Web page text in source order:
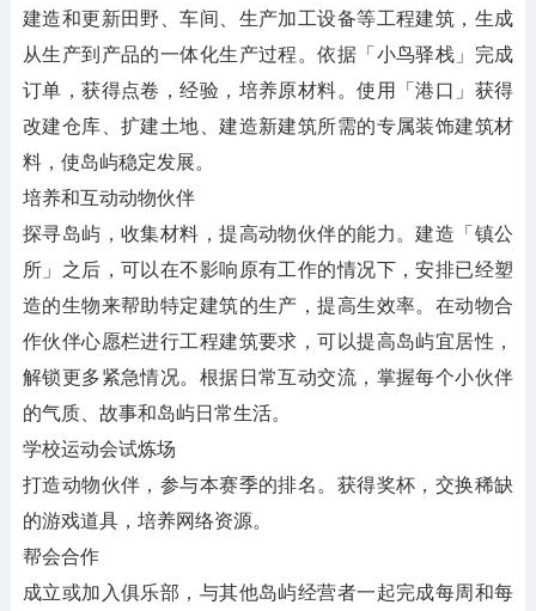
建造和更新田野、车间、生产加工设备等工程建筑，生成
从生产到产品的一体化生产过程。依据「小鸟驿栈」完成
订单，获得点卷，经验，培养原材料。使用「港口」获得
改建仓库、扩建土地、建造新建筑所需的专属装饰建筑材
料，使岛屿稳定发展。
培养和互动动物伙伴
探寻岛屿，收集材料，提高动物伙伴的能力。建造「镇公
所」之后，可以在不影响原有工作的情况下，安排已经塑
造的生物来帮助特定建筑的生产，提高生效率。在动物合
作伙伴心愿栏进行工程建筑要求，可以提高岛屿宜居性，
解锁更多紧急情况。根据日常互动交流，掌握每个小伙伴
的气质、故事和岛屿日常生活。
学校运动会试炼场
打造动物伙伴，参与本赛季的排名。获得奖杯，交换稀缺
的游戏道具，培养网络资源。
帮会合作
成立或加入俱乐部，与其他岛屿经营者一起完成每周和每